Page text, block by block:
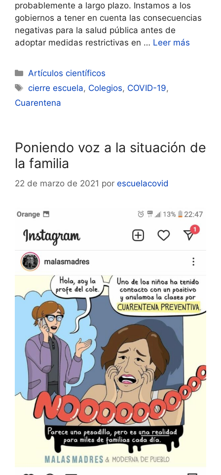
probablemente a largo plazo. Instamos a los
gobiernos a tener en cuenta las consecuencias
negativas para la salud pública antes de
adoptar medidas restrictivas en … Leer más
Categorías
Artículos científicos
Etiquetas
cierre escuela, Colegios, COVID-19,
Cuarentena
Poniendo voz a la situación de
la familia
22 de marzo de 2021 por escuelacovid